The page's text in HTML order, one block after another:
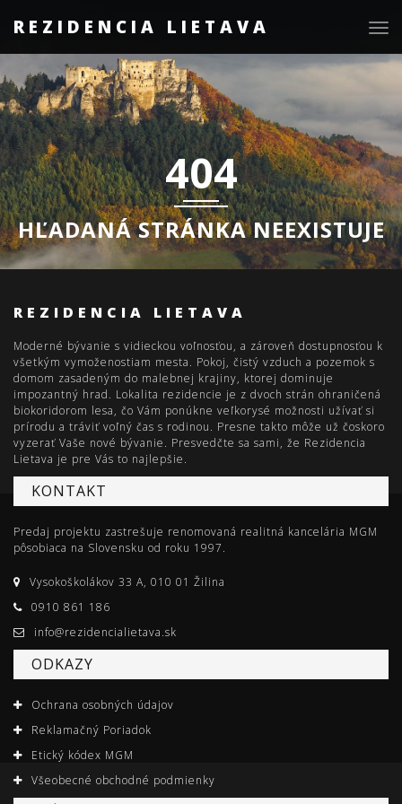
REZIDENCIA LIETAVA
404
HĽADANÁ STRÁNKA NEEXISTUJE
REZIDENCIA LIETAVA
Moderné bývanie s vidieckou voľnosťou, a zároveň dostupnosťou k
všetkým vymoženostiam mesta. Pokoj, čistý vzduch a pozemok s
domom zasadeným do malebnej krajiny, ktorej dominuje
impozantný hrad. Lokalita rezidencie je z dvoch strán ohraničená
biokoridorom lesa, čo Vám ponúkne veľkorysé možnosti užívať si
prírodu a tráviť voľný čas s rodinou. Presne takto môže už čoskoro
vyzerať Vaše nové bývanie. Presvedčte sa sami, že Rezidencia
Lietava je pre Vás to najlepšie.
KONTAKT
Predaj projektu zastrešuje renomovaná realitná kancelária MGM
pôsobiaca na Slovensku od roku 1997.
Vysokoškolákov 33 A, 010 01 Žilina
0910 861 186
info@rezidencialietava.sk
ODKAZY
Ochrana osobných údajov
Reklamačný Poriadok
Etický kódex MGM
Všeobecné obchodné podmienky